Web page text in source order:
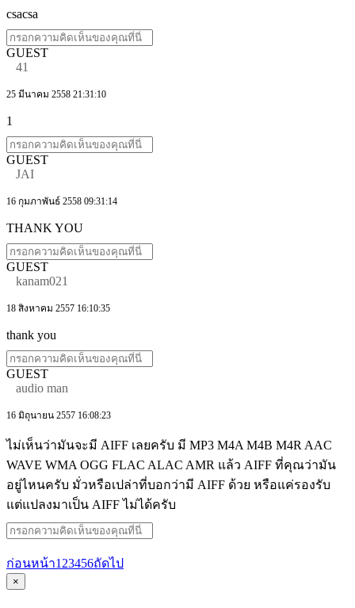
csacsa
GUEST
41
25 มีนาคม 2558 21:31:10
1
GUEST
JAI
16 กุมภาพันธ์ 2558 09:31:14
THANK YOU
GUEST
kanam021
18 สิงหาคม 2557 16:10:35
thank you
GUEST
audio man
16 มิถุนายน 2557 16:08:23
ไม่เห็นว่ามันจะมี AIFF เลยครับ มี MP3 M4A M4B M4R AAC
WAVE WMA OGG FLAC ALAC AMR แล้ว AIFF ที่คุณว่ามัน
อยู่ไหนครับ มั่วหรือเปล่าที่บอกว่ามี AIFF ด้วย หรือแค่รองรับ
แต่แปลงมาเป็น AIFF ไม่ได้ครับ
ก่อนหน้า1 23456ถัดไป
×